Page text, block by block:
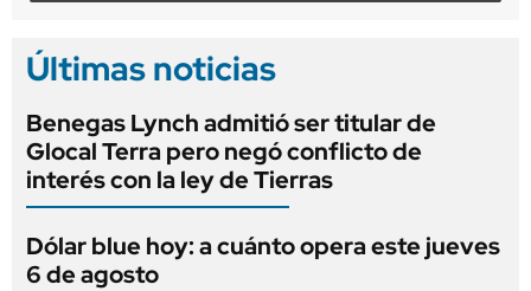
Últimas noticias
Benegas Lynch admitió ser titular de
Glocal Terra pero negó conflicto de
interés con la ley de Tierras
Dólar blue hoy: a cuánto opera este jueves
6 de agosto